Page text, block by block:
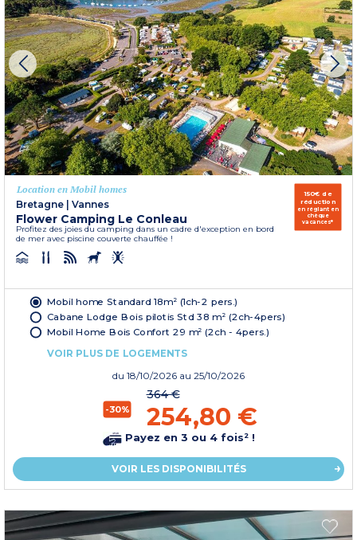
Location en Mobil homes
Bretagne | Vannes
Flower Camping Le Conleau
Profitez des joies du camping dans un cadre d'exception en bord
de mer avec piscine couverte chauffée !
150€ de
réduction
en réglant en
chèque
vacances*
Mobil home Standard 18m² (1ch-2 pers.)
Cabane Lodge Bois pilotis Std 38 m² (2ch-4pers)
Mobil Home Bois Confort 29 m² (2ch - 4pers.)
VOIR PLUS DE LOGEMENTS
du 18/10/2026 au 25/10/2026
-30%
364 €
254,80 €
Payez en 3 ou 4 fois² !
VOIR LES DISPONIBILITÉS